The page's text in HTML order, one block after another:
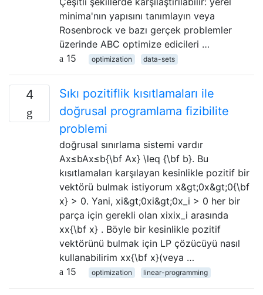
minima'nın yapısını tanımlayın veya
Rosenbrock ve bazı gerçek problemler
üzerinde ABC optimize edicileri …
15
optimization data-sets
4
Sıkı pozitiflik kısıtlamaları ile
doğrusal programlama fizibilite
problemi
doğrusal sınırlama sistemi vardır
Ax≤bAx≤b{\bf Ax} \leq {\bf b}. Bu
kısıtlamaları karşılayan kesinlikle pozitif bir
vektörü bulmak istiyorum x&gt;0x&gt;0{\bf
x} > 0. Yani, xi&gt;0xi&gt;0x_i > 0 her bir
parça için gerekli olan xixix_i arasında
xx{\bf x} . Böyle bir kesinlikle pozitif
vektörünü bulmak için LP çözücüyü nasıl
kullanabilirim xx{\bf x}(veya …
15
optimization linear-programming